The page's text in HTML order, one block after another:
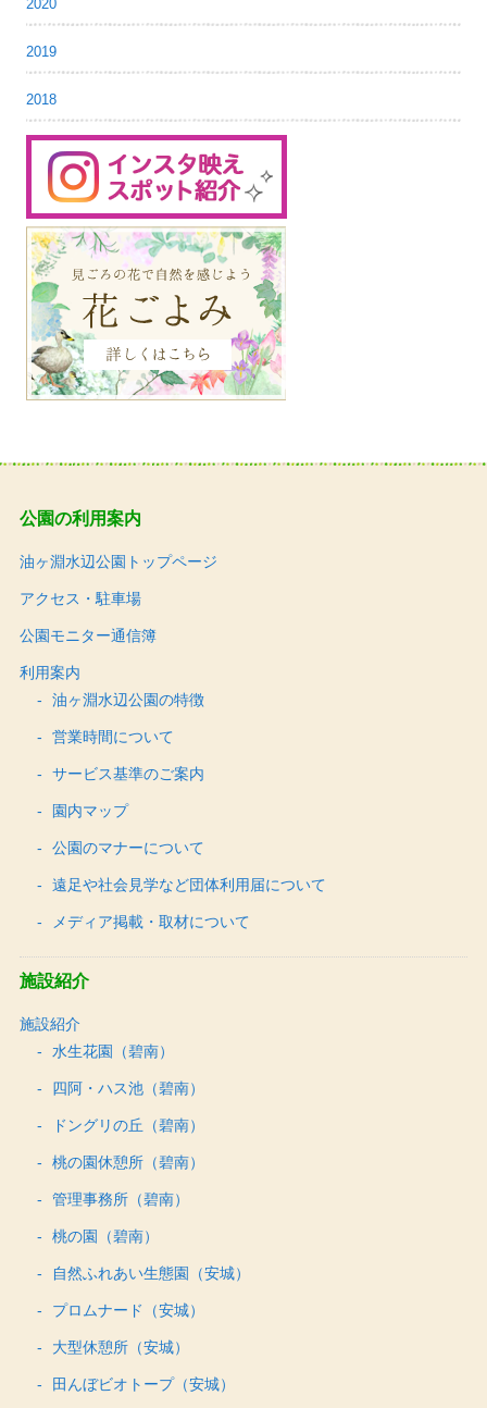
2020
2019
2018
公園の利用案内
油ヶ淵水辺公園トップページ
アクセス・駐車場
公園モニター通信簿
利用案内
油ヶ淵水辺公園の特徴
営業時間について
サービス基準のご案内
園内マップ
公園のマナーについて
遠足や社会見学など団体利用届について
メディア掲載・取材について
施設紹介
施設紹介
水生花園（碧南）
四阿・ハス池（碧南）
ドングリの丘（碧南）
桃の園休憩所（碧南）
管理事務所（碧南）
桃の園（碧南）
自然ふれあい生態園（安城）
プロムナード（安城）
大型休憩所（安城）
田んぼビオトープ（安城）